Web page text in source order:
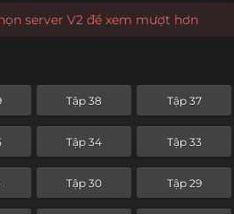
server V2 để xem mượt hơn
Tập 38 Tập 37
Tập 34 Tập 33
Tập 30 Tập 29